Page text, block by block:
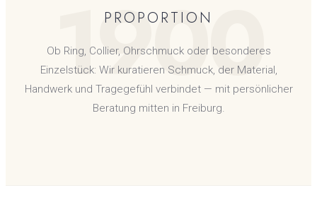
1900
PROPORTION
Ob Ring, Collier, Ohrschmuck oder besonderes
Einzelstück: Wir kuratieren Schmuck, der Material,
Handwerk und Tragegefühl verbindet — mit persönlicher
Beratung mitten in Freiburg.